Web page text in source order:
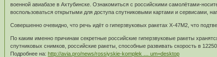
военной авиабазе в Ахтубинске. Ознакомиться с российскими самолётами-
воспользоваться открытыми для доступа спутниковыми картами и сервисами,
Совершенно очевидно, что речь идёт о гиперзвуковых ракетах Х-47М2, что
По каким именно причинам секретные российские гиперзвуковые ракеты
спутниковых снимков, российские ракеты, способные развивать скорость в
Подробнее на:http://avia.pro/news/rossiyskie-komplek … um=desktop